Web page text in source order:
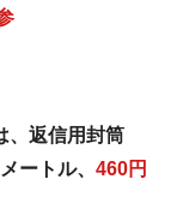
、返信用封筒
ートル、 460円